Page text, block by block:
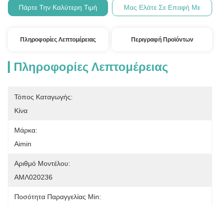
Πάρτε Την Καλύτερη Τιμή
Μας Ελάτε Σε Επαφή Με
Πληροφορίες Λεπτομέρειας Περιγραφή Προϊόντων
Πληροφορίες Λεπτομέρειας
Τόπος Καταγωγής:
Κίνα
Μάρκα:
Aimin
Αριθμό Μοντέλου:
ΑΜΛ020236
Ποσότητα Παραγγελίας Min: